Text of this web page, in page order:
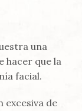
una
hacer que la
facial.
de